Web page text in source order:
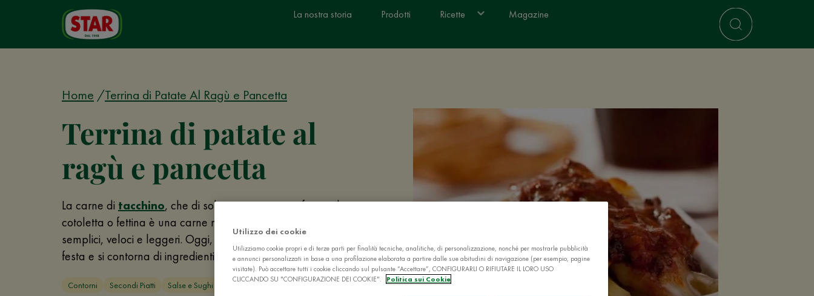
La nostra storia Prodotti Ricette Magazine
Home Terrina di Patate Al Ragù e Pancetta
Terrina di patate al
ragù e pancetta
La carne di tacchino, che di solito prepariamo in forma di
cotoletta o fettina è una carne magra da adibire a pasti
semplici, veloci e leggeri. Oggi, però, il tacchino si veste a
festa e si contorna di ingredienti succulenti,
Contorni Secondi Piatti Salse e Sughi Davvero buono!
Utilizzo dei cookie
Utilizziamo cookie propri e di terze parti per finalità tecniche, analitiche, di personalizzazione, nonché per mostrarle pubblicità
e annunci personalizzati in base a una profilazione elaborata a partire dalle sue abitudini di navigazione (per esempio, pagine
visitate). Può accettare tutti i cookie cliccando sul pulsante “Accettare”, CONFIGURARLI O RIFIUTARE IL LORO USO
CLICCANDO SU "CONFIGURAZIONE DEI COOKIE".
Politica sui Cookie